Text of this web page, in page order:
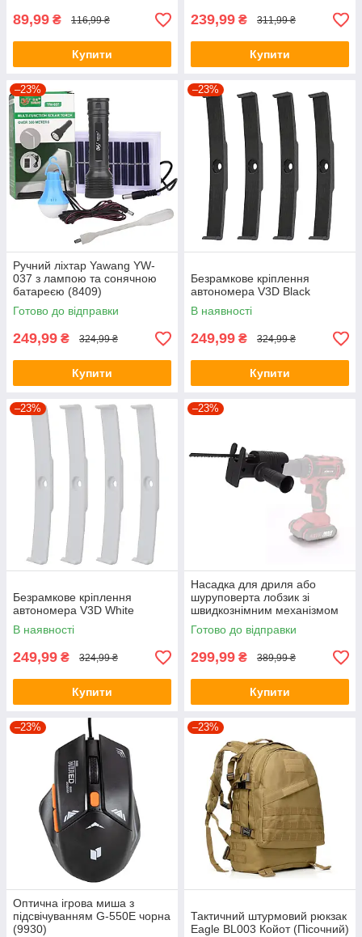
89,99 ₴ 116,99 ₴
Купити
239,99 ₴ 311,99 ₴
Купити
–23%
Ручний ліхтар Yawang YW-
037 з лампою та сонячною
батареєю (8409)
Готово до відправки
249,99 ₴ 324,99 ₴
Купити
–23%
Безрамкове кріплення
автономера V3D Black
В наявності
249,99 ₴ 324,99 ₴
Купити
–23%
Безрамкове кріплення
автономера V3D White
В наявності
249,99 ₴ 324,99 ₴
Купити
–23%
Насадка для дриля або
шуруповерта лобзик зі
швидкознімним механізмом
SAW KT-107
Готово до відправки
299,99 ₴ 389,99 ₴
Купити
–23%
Оптична ігрова миша з
підсвічуванням G-550E чорна
(9930)
–23%
Тактичний штурмовий рюкзак
Eagle BL003 Койот (Пісочний)